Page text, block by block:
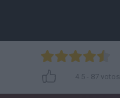
4.5- 87 votos